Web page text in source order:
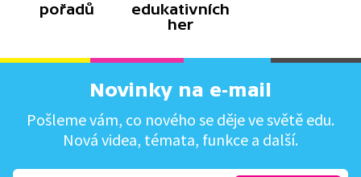
pořadů
edukativních
her
Novinky na e-mail
Pošleme vám, co nového se děje ve světě edu.
Nová videa, témata, funkce a další.